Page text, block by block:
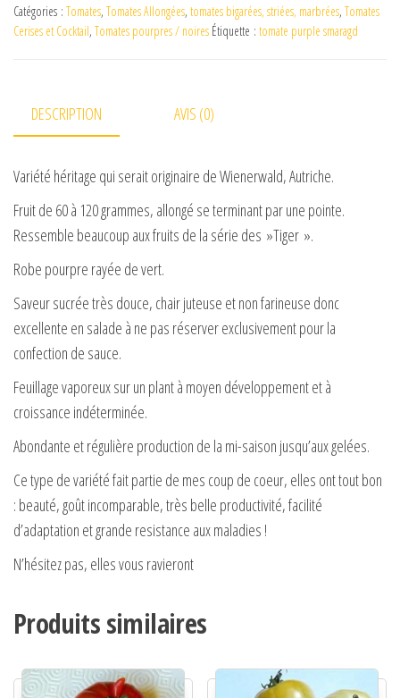
Catégories : Tomates, Tomates Allongées, tomates bigarées, striées, marbrées, Tomates
Cerises et Cocktail, Tomates pourpres / noires Étiquette : tomate purple smaragd
DESCRIPTION AVIS (0)
Variété héritage qui serait originaire de Wienerwald, Autriche.
Fruit de 60 à 120 grammes, allongé se terminant par une pointe.
Ressemble beaucoup aux fruits de la série des »Tiger ».
Robe pourpre rayée de vert.
Saveur sucrée très douce, chair juteuse et non farineuse donc
excellente en salade à ne pas réserver exclusivement pour la
confection de sauce.
Feuillage vaporeux sur un plant à moyen développement et à
croissance indéterminée.
Abondante et régulière production de la mi-saison jusqu’aux gelées.
Ce type de variété fait partie de mes coup de coeur, elles ont tout bon
: beauté, goût incomparable, très belle productivité, facilité
d’adaptation et grande resistance aux maladies !
N’hésitez pas, elles vous ravieront
Produits similaires